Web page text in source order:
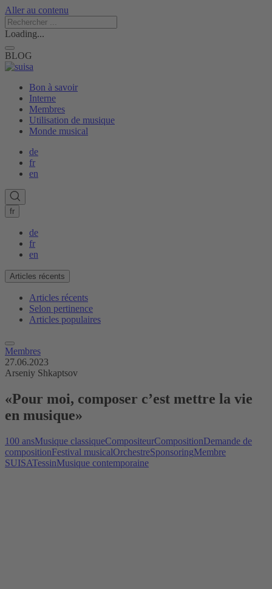
Aller au contenu
Loading...
BLOG
Bon à savoir
Interne
Membres
Utilisation de musique
Monde musical
de
fr
en
fr
de
fr
en
Articles récents
Articles récents
Selon pertinence
Articles populaires
Membres
27.06.2023
Arseniy Shkaptsov
«Pour moi, composer c’est mettre la vie
en musique»
100 ansMusique classiqueCompositeurCompositionDemande de
compositionFestival musicalOrchestreSponsoringMembre
SUISATessinMusique contemporaine